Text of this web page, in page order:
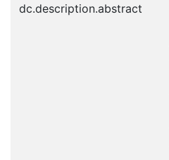
dc.description.abstract